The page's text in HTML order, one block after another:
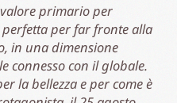
primario per
per far fronte alla
in una dimensione
connesso con il globale.
la bellezza e per come è